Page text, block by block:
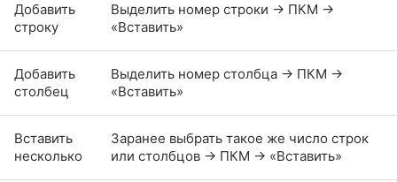
Добавить
строку
Выделить номер строки → ПКМ →
«Вставить»
Добавить
столбец
Выделить номер столбца → ПКМ →
«Вставить»
Вставить
несколько
Заранее выбрать такое же число строк
или столбцов → ПКМ → «Вставить»